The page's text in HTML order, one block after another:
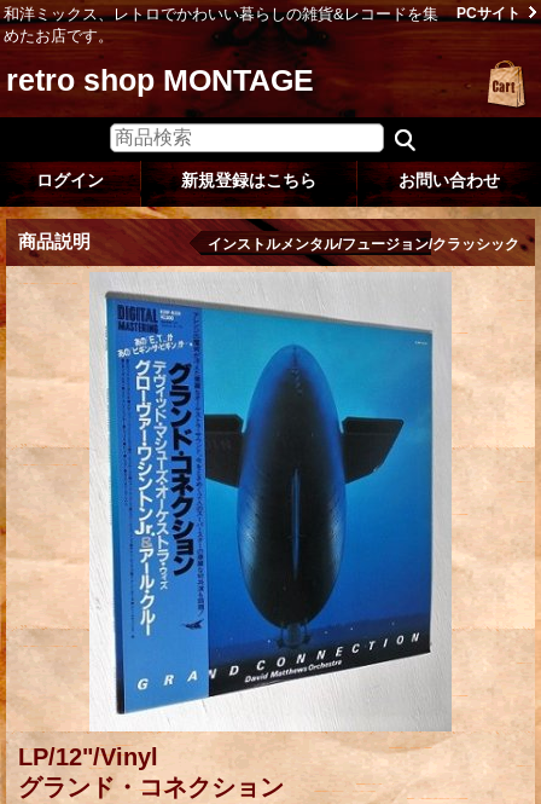
和洋ミックス、レトロでかわいい暮らしの雑貨&レコードを集
めたお店です。
PCサイト
retro shop MONTAGE
ログイン 新規登録はこちら お問い合わせ
商品説明 インストルメンタル/フュージョン/クラッシック
LP/12"/Vinyl
グランド・コネクション